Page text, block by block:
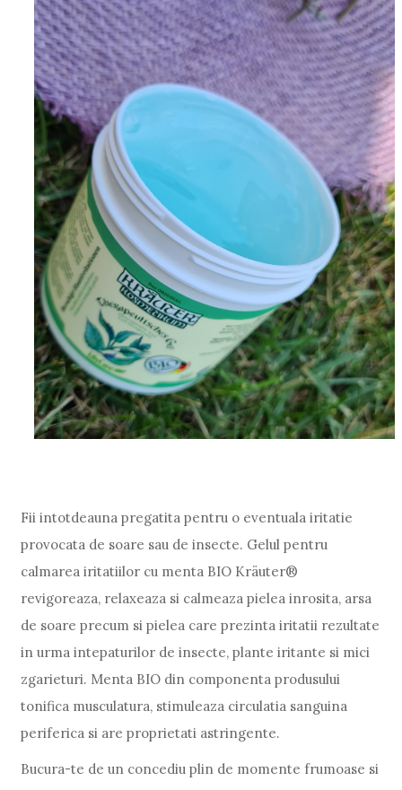
Fii intotdeauna pregatita pentru o eventuala iritatie
provocata de soare sau de insecte. Gelul pentru
calmarea iritatiilor cu menta BIO Kräuter®
revigoreaza, relaxeaza si calmeaza pielea inrosita, arsa
de soare precum si pielea care prezinta iritatii rezultate
in urma intepaturilor de insecte, plante iritante si mici
zgarieturi. Menta BIO din componenta produsului
tonifica musculatura, stimuleaza circulatia sanguina
periferica si are proprietati astringente.
Bucura-te de un concediu plin de momente frumoase si